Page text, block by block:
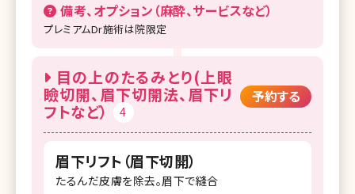
備考、オプション（麻酔、サービスなど）
プレミアムDr施術は院限定
目の上のたるみとり(上眼
瞼切開、眉下切開法、眉下リ
フトなど）
4
予約する
眉下リフト（眉下切開）
たるんだ皮膚を除去。眉下で縫合